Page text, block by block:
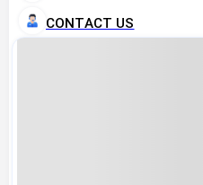
CONTACT US